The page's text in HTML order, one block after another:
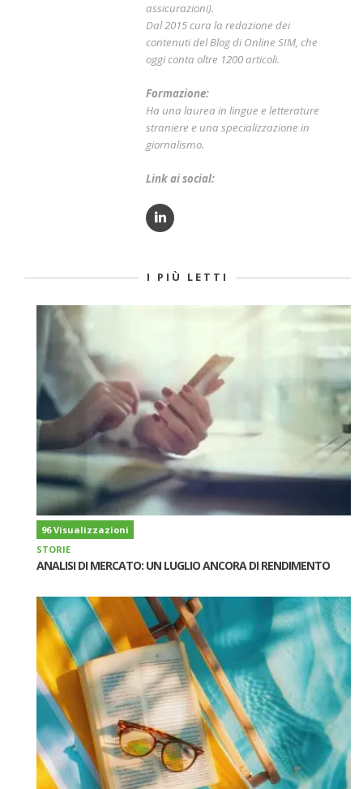
assicurazioni).
Dal 2015 cura la redazione dei
contenuti del Blog di Online SIM, che
oggi conta oltre 1200 articoli.
Formazione:
Ha una laurea in lingue e letterature
straniere e una specializzazione in
giornalismo.
Link ai social:
I PIÙ LETTI
96 Visualizzazioni
STORIE
ANALISI DI MERCATO: UN LUGLIO ANCORA DI RENDIMENTO